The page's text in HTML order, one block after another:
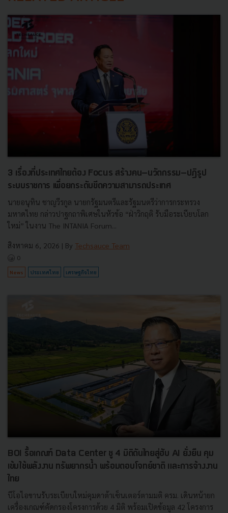
3 เรื่องที่ประเทศไทยต้อง Focus สร้างคน–นวัตกรรม–ปฏิรูป
ระบบราชการ เพื่อยกระดับขีดความสามารถประเทศ
นายอนุทิน ชาญวีรกูล นายกรัฐมนตรีและรัฐมนตรีว่าการกระทรวง
มหาดไทย กล่าวปาฐกถาพิเศษในหัวข้อ “ฝ่าวิกฤติ รับมือระเบียบโลก
ใหม่” ในงาน The INTANIA Forum...
สิงหาคม 6, 2026 | By Techsauce Team
0
News ประเทศไทย เศรษฐกิจไทย
BOI รื้อเกณฑ์ Data Center ชู 4 มิติดันไทยสู่ฮับ AI ยั่งยืน คุม
เข้มใช้พลังงาน ทรัพยากรน้ำ พร้อมตอบโจทย์ชาติ และการจ้างงาน
ไทย
บีโอไอขานรับระเบียบใหม่คุมดาต้าเซ็นเตอร์ตามมติ ครม. เดินหน้ายก
เครื่องเกณฑ์คัดกรองโครงการด้วย 4 มิติ พร้อมเปิดข้อมูล 42 โครงการ